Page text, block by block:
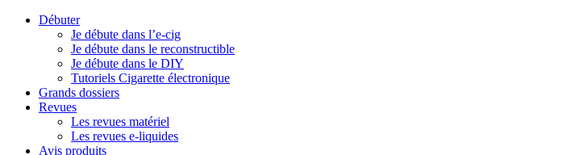
Débuter
Je débute dans l’e-cig
Je débute dans le reconstructible
Je débute dans le DIY
Tutoriels Cigarette électronique
Grands dossiers
Revues
Les revues matériel
Les revues e-liquides
Avis produits